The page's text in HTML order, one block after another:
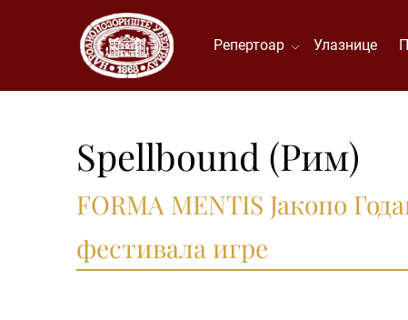
Репертоар Улазнице
Spellbound (Рим)
FORMA MENTIS Јакопо
фестивала игре